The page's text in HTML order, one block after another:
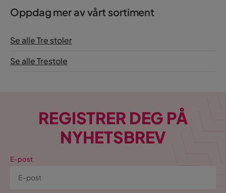
Oppdag mer av vårt sortiment
Se alle Tre stoler
Se alle Trestole
REGISTRER DEG PÅ
NYHETSBREV
E-post